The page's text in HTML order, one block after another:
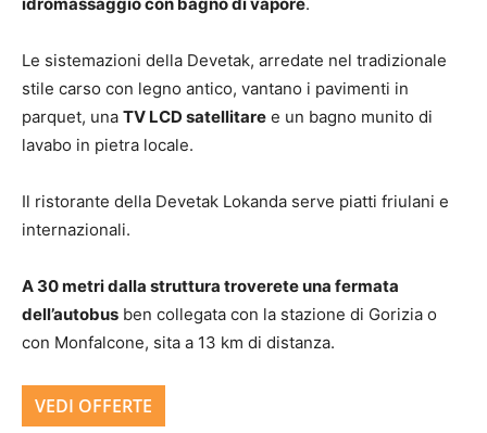
Le sistemazioni della Devetak, arredate nel tradizionale
stile carso con legno antico, vantano i pavimenti in
parquet, una TV LCD satellitare e un bagno munito di
lavabo in pietra locale.
Il ristorante della Devetak Lokanda serve piatti friulani e
internazionali.
A 30 metri dalla struttura troverete una fermata
dell’autobus ben collegata con la stazione di Gorizia o
con Monfalcone, sita a 13 km di distanza.
VEDI OFFERTE